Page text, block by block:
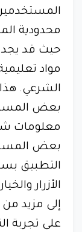
محدودية
حيث قد يجد
مواد
الشرعي.
بعض
معلومات
بعض
التطبيق
الأزرار
إلى مزيد
على تجربة